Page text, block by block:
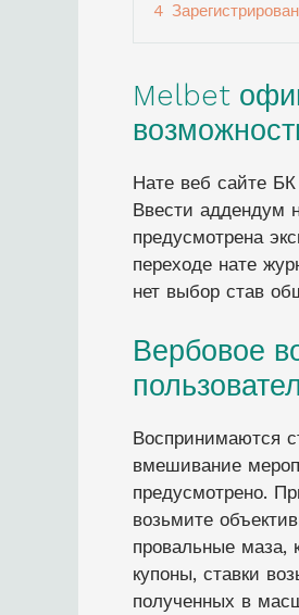
4
Melbet
Нате веб сайте
Ввести аддендум
предусмотрена
переходе нате
нет выбор став
Вербовое
Воспринимаются
вмешивание
предусмотрено.
возьмите
провальные маза,
купоны, ставки
полученных в